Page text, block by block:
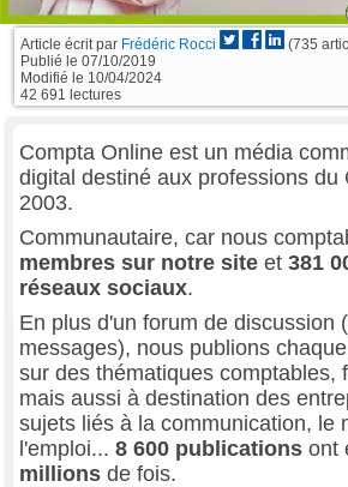
Article écrit par Frédéric Rocci
(735
Publié le 07/10/2019
Modifié le 10/04/2024
42 691 lectures
Compta Online est un média
digital destiné aux professions du
2003.
Communautaire, car nous
membres sur notre site et 381
réseaux sociaux.
En plus d'un forum de discussion
messages), nous publions
sur des thématiques comptables,
mais aussi à destination des
sujets liés à la communication, le
l'emploi... 8 600 publications ont
millions de fois.